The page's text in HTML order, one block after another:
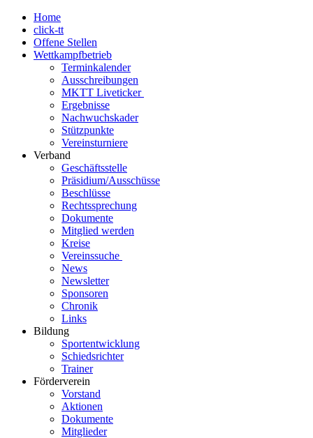
Home
click-tt
Offene Stellen
Wettkampfbetrieb
Terminkalender
Ausschreibungen
MKTT Liveticker
Ergebnisse
Nachwuchskader
Stützpunkte
Vereinsturniere
Verband
Geschäftsstelle
Präsidium/Ausschüsse
Beschlüsse
Rechtssprechung
Dokumente
Mitglied werden
Kreise
Vereinssuche
News
Newsletter
Sponsoren
Chronik
Links
Bildung
Sportentwicklung
Schiedsrichter
Trainer
Förderverein
Vorstand
Aktionen
Dokumente
Mitglieder